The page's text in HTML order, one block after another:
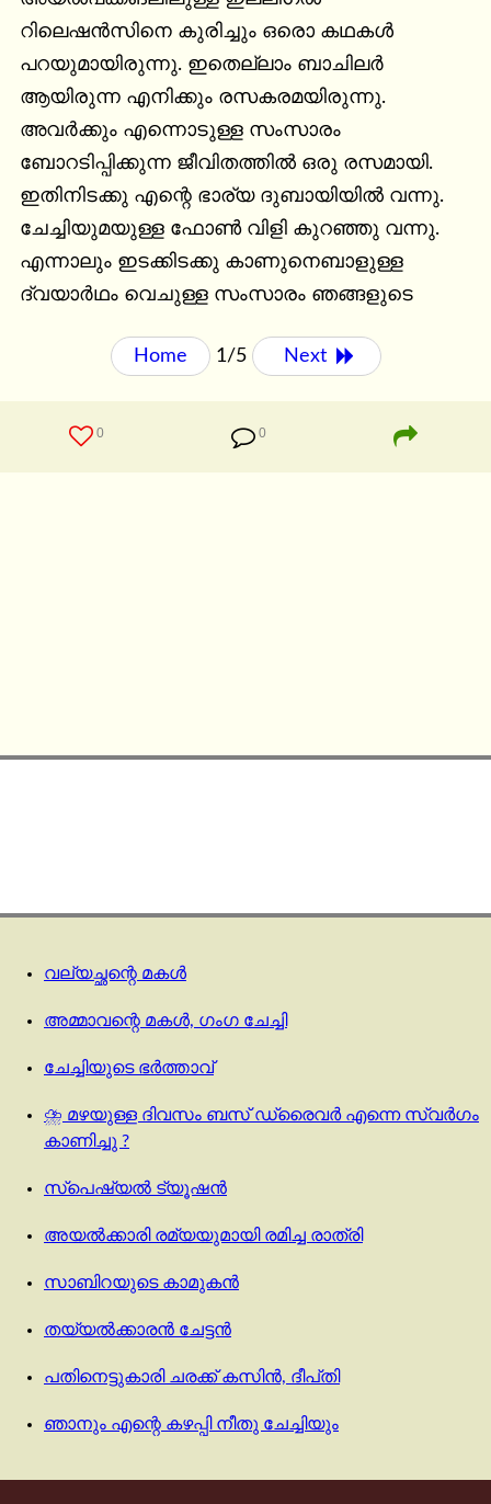
റിലെഷൻസിനെ കുരിച്ചും ഒരൊ കഥകൾ
പറയുമായിരുന്നു. ഇതെല്ലാം ബാചിലർ
ആയിരുന്ന എനിക്കും രസകരമയിരുന്നു.
അവർക്കും എന്നൊടുള്ള സംസാരം
ബോറടിപ്പിക്കുന്ന ജീവിതത്തിൽ ഒരു രസമായി.
ഇതിനിടക്കു എന്റെ ഭാര്യ ദുബായിയിൽ വന്നു.
ചേച്ചിയുമയുള്ള ഫോൺ വിളി കുറഞ്ഞു വന്നു.
എന്നാലും ഇടക്കിടക്കു കാണുനെബാളുള്ള
ദ്വയാർഥം വെചുള്ള സംസാരം ഞങ്ങളുടെ
Home 1/5 Next
0 0
വല്യച്ഛന്റെ മകൾ
അമ്മാവന്റെ മകൾ, ഗംഗ ചേച്ചി
ചേച്ചിയുടെ ഭർത്താവ്
⛈️ മഴയുള്ള ദിവസം ബസ് ഡ്രൈവർ എന്നെ സ്വർഗം
കാണിച്ചു ?
സ്പെഷ്യല്‍ ട്യൂഷൻ
അയൽക്കാരി രമ്യയുമായി രമിച്ച രാത്രി
സാബിറയുടെ കാമുകൻ
തയ്യൽക്കാരൻ ചേട്ടൻ
പതിനെട്ടുകാരി ചരക്ക് കസിൻ, ദീപ്‌തി
ഞാനും എന്റെ കഴപ്പി നീതു ചേച്ചിയും